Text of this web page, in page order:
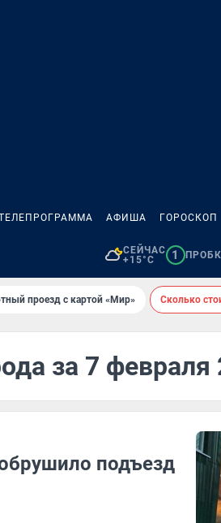
АФИША ГОРОСКОП
СЕЙЧАС
+15°C
1
проезд с картой «Мир» Сколько
за 7 февраля
подъезд